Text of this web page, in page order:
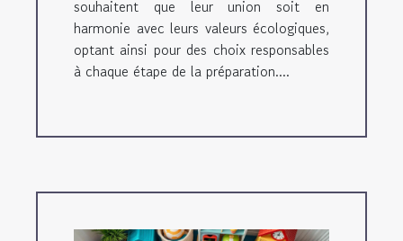
souhaitent que leur union soit en
harmonie avec leurs valeurs écologiques,
optant ainsi pour des choix responsables
à chaque étape de la préparation....